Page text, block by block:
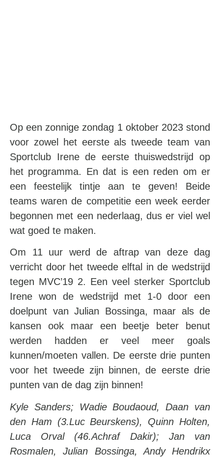
Op een zonnige zondag 1 oktober 2023 stond
voor zowel het eerste als tweede team van
Sportclub Irene de eerste thuiswedstrijd op
het programma. En dat is een reden om er
een feestelijk tintje aan te geven! Beide
teams waren de competitie een week eerder
begonnen met een nederlaag, dus er viel wel
wat goed te maken.
Om 11 uur werd de aftrap van deze dag
verricht door het tweede elftal in de wedstrijd
tegen MVC’19 2. Een veel sterker Sportclub
Irene won de wedstrijd met 1-0 door een
doelpunt van Julian Bossinga, maar als de
kansen ook maar een beetje beter benut
werden hadden er veel meer goals
kunnen/moeten vallen. De eerste drie punten
voor het tweede zijn binnen, de eerste drie
punten van de dag zijn binnen!
Kyle Sanders; Wadie Boudaoud, Daan van
den Ham (3.Luc Beurskens), Quinn Holten,
Luca Orval (46.Achraf Dakir); Jan van
Rosmalen, Julian Bossinga, Andy Hendrikx